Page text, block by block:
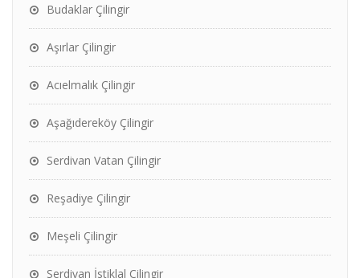
Budaklar Çilingir
Aşırlar Çilingir
Acıelmalık Çilingir
Aşağıdereköy Çilingir
Serdivan Vatan Çilingir
Reşadiye Çilingir
Meşeli Çilingir
Serdivan İstiklal Çilingir